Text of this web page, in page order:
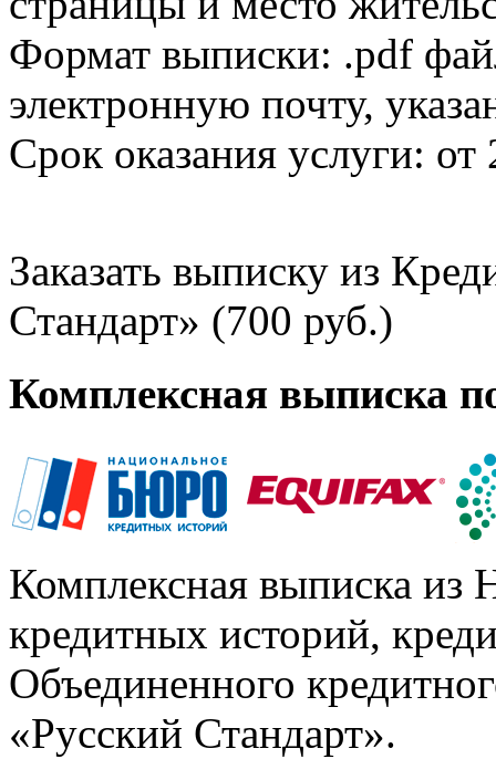
Формат выписки: .pdf
электронную почту,
Срок оказания услуги: от
Заказать выписку из
Стандарт» (700 руб.)
Комплексная выписка
Комплексная выписка из
кредитных историй,
Объединенного
«Русский Стандарт».